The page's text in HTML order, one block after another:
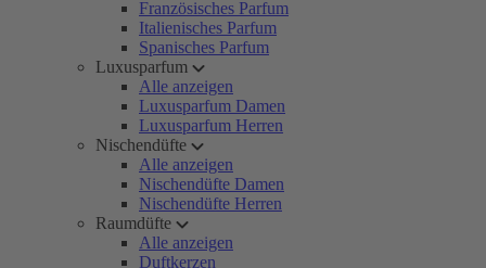
Französisches Parfum
Italienisches Parfum
Spanisches Parfum
Luxusparfum
Alle anzeigen
Luxusparfum Damen
Luxusparfum Herren
Nischendüfte
Alle anzeigen
Nischendüfte Damen
Nischendüfte Herren
Raumdüfte
Alle anzeigen
Duftkerzen